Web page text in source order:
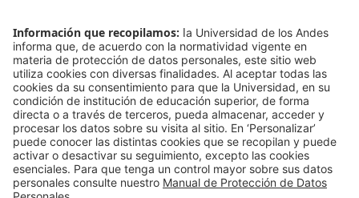
Preguntas frecuentes
Filantropía y donacionesarrow_outward
Mapa del sitio arrow_outward
Síguenos
LinkedIn
Instagram